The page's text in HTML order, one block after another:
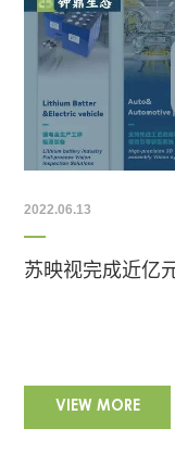
2022.06.13
苏映视完成近亿
VIEW MORE